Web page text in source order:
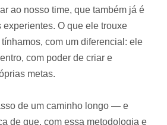
ao nosso time, que também já é
O que ele trouxe
com um diferencial: ele
com poder de criar e
metas.
de um caminho longo — e
de que, com essa metodologia e